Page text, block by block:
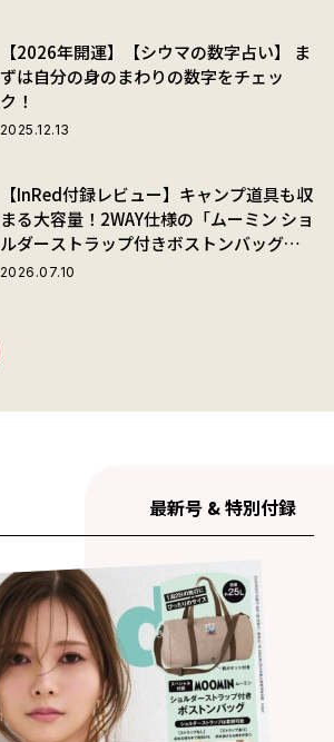
【2026年開運】【シウマの数字占い】 ま
ずは自分の身のまわりの数字をチェッ
ク！
2025.12.13
【InRed付録レビュー】キャンプ道具も収
まる大容量！2WAY仕様の「ムーミン ショ
ルダーストラップ付きボストンバッグ」
が夏旅におすすめな理由
2026.07.10
最新号 & 特別付録